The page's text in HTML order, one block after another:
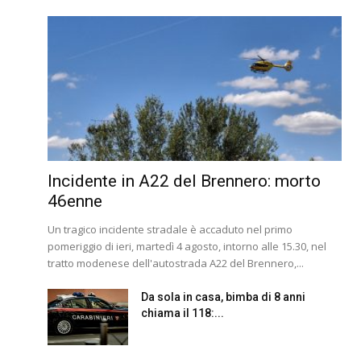
Incidente in A22 del Brennero: morto
46enne
Un tragico incidente stradale è accaduto nel primo
pomeriggio di ieri, martedì 4 agosto, intorno alle 15.30, nel
tratto modenese dell'autostrada A22 del Brennero,...
Da sola in casa, bimba di 8 anni
chiama il 118:...